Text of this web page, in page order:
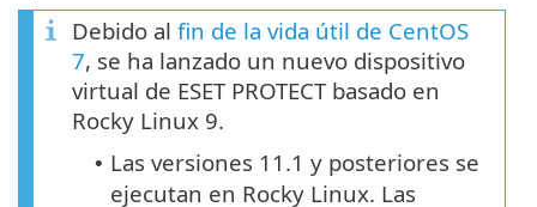
Debido al fin de la vida útil de CentOS
7, se ha lanzado un nuevo dispositivo
virtual de ESET PROTECT basado en
Rocky Linux 9.
• Las versiones 11.1 y posteriores se
ejecutan en Rocky Linux. Las